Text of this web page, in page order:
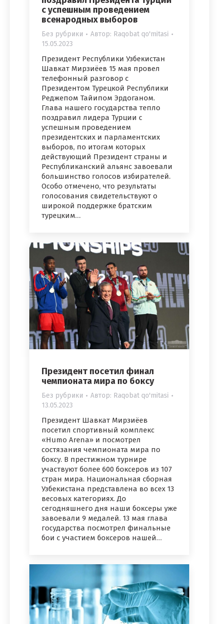
с успешным проведением
всенародных выборов
Без рубрики Автор: Raqobat qo'mitasi
15.05.2023
Президент Республики Узбекистан
Шавкат Мирзиёев 15 мая провел
телефонный разговор с
Президентом Турецкой Республики
Реджепом Тайипом Эрдоганом.
Глава нашего государства тепло
поздравил лидера Турции с
успешным проведением
президентских и парламентских
выборов, по итогам которых
действующий Президент страны и
Республиканский альянс завоевали
большинство голосов избирателей.
Особо отмечено, что результаты
голосования свидетельствуют о
широкой поддержке братским
турецким…
Президент посетил финал
чемпионата мира по боксу
Без рубрики Автор: Raqobat qo'mitasi
13.05.2023
Президент Шавкат Мирзиёев
посетил спортивный комплекс
«Humo Arena» и посмотрел
состязания чемпионата мира по
боксу. В престижном турнире
участвуют более 600 боксеров из 107
стран мира. Национальная сборная
Узбекистана представлена во всех 13
весовых категориях. До
сегодняшнего дня наши боксеры уже
завоевали 9 медалей. 13 мая глава
государства посмотрел финальные
бои с участием боксеров нашей…